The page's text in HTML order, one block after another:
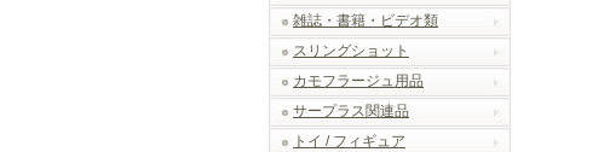
雑誌・書籍・ビデオ類
スリングショット
カモフラージュ用品
サープラス関連品
トイ / フィギュア